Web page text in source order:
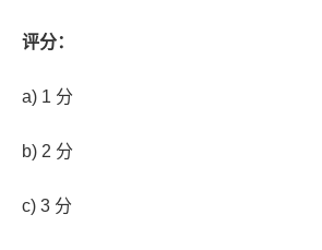
评分：
a) 1 分
b) 2 分
c) 3 分